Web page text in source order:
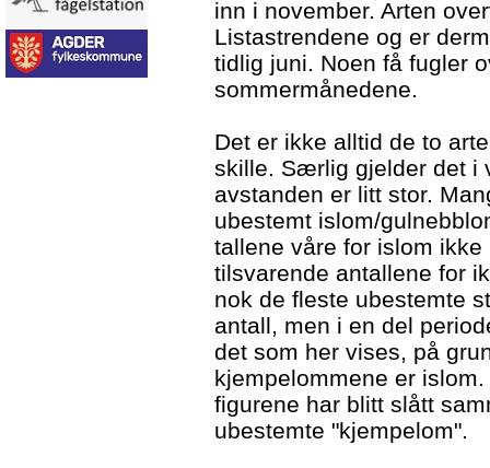
inn i november. Arten
Listastrendene og er
tidlig juni. Noen få fugler
sommermånedene.
Det er ikke alltid de to
skille. Særlig gjelder det i
avstanden er litt stor.
ubestemt islom/
tallene våre for islom
tilsvarende antallene for
nok de fleste ubestemte
antall, men i en del
det som her vises, på
kjempelommene er
figurene har blitt slått
ubestemte "kjempelom".